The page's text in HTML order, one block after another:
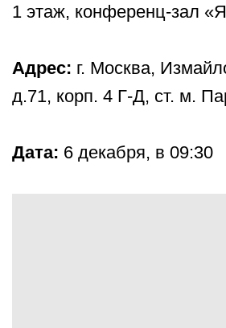
1 этаж, конференц-зал
Адрес: г. Москва,
д.71, корп. 4 Г-Д, ст. м.
Дата: 6 декабря, в 09:30